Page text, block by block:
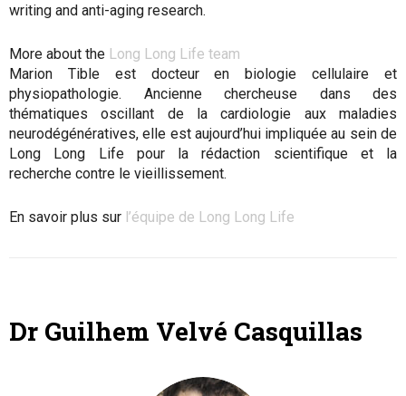
writing and anti-aging research.
More about the Long Long Life team
Marion Tible est docteur en biologie cellulaire et
physiopathologie. Ancienne chercheuse dans des
thématiques oscillant de la cardiologie aux maladies
neurodégénératives, elle est aujourd’hui impliquée au sein de
Long Long Life pour la rédaction scientifique et la
recherche contre le vieillissement.
En savoir plus sur l’équipe de Long Long Life
Dr Guilhem Velvé Casquillas